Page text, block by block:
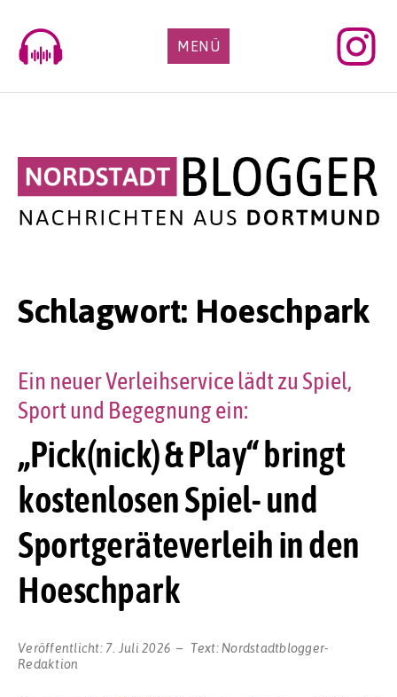
content
MENÜ
Schlagwort: Hoeschpark
„Pick(nick) & Play“ bringt
kostenlosen Spiel- und
Sportgeräteverleih in den
Hoeschpark
Ein neuer Verleihservice lädt zu Spiel,
Sport und Begegnung ein:
Veröffentlicht: 7. Juli 2026 Text: Nordstadtblogger-
Redaktion